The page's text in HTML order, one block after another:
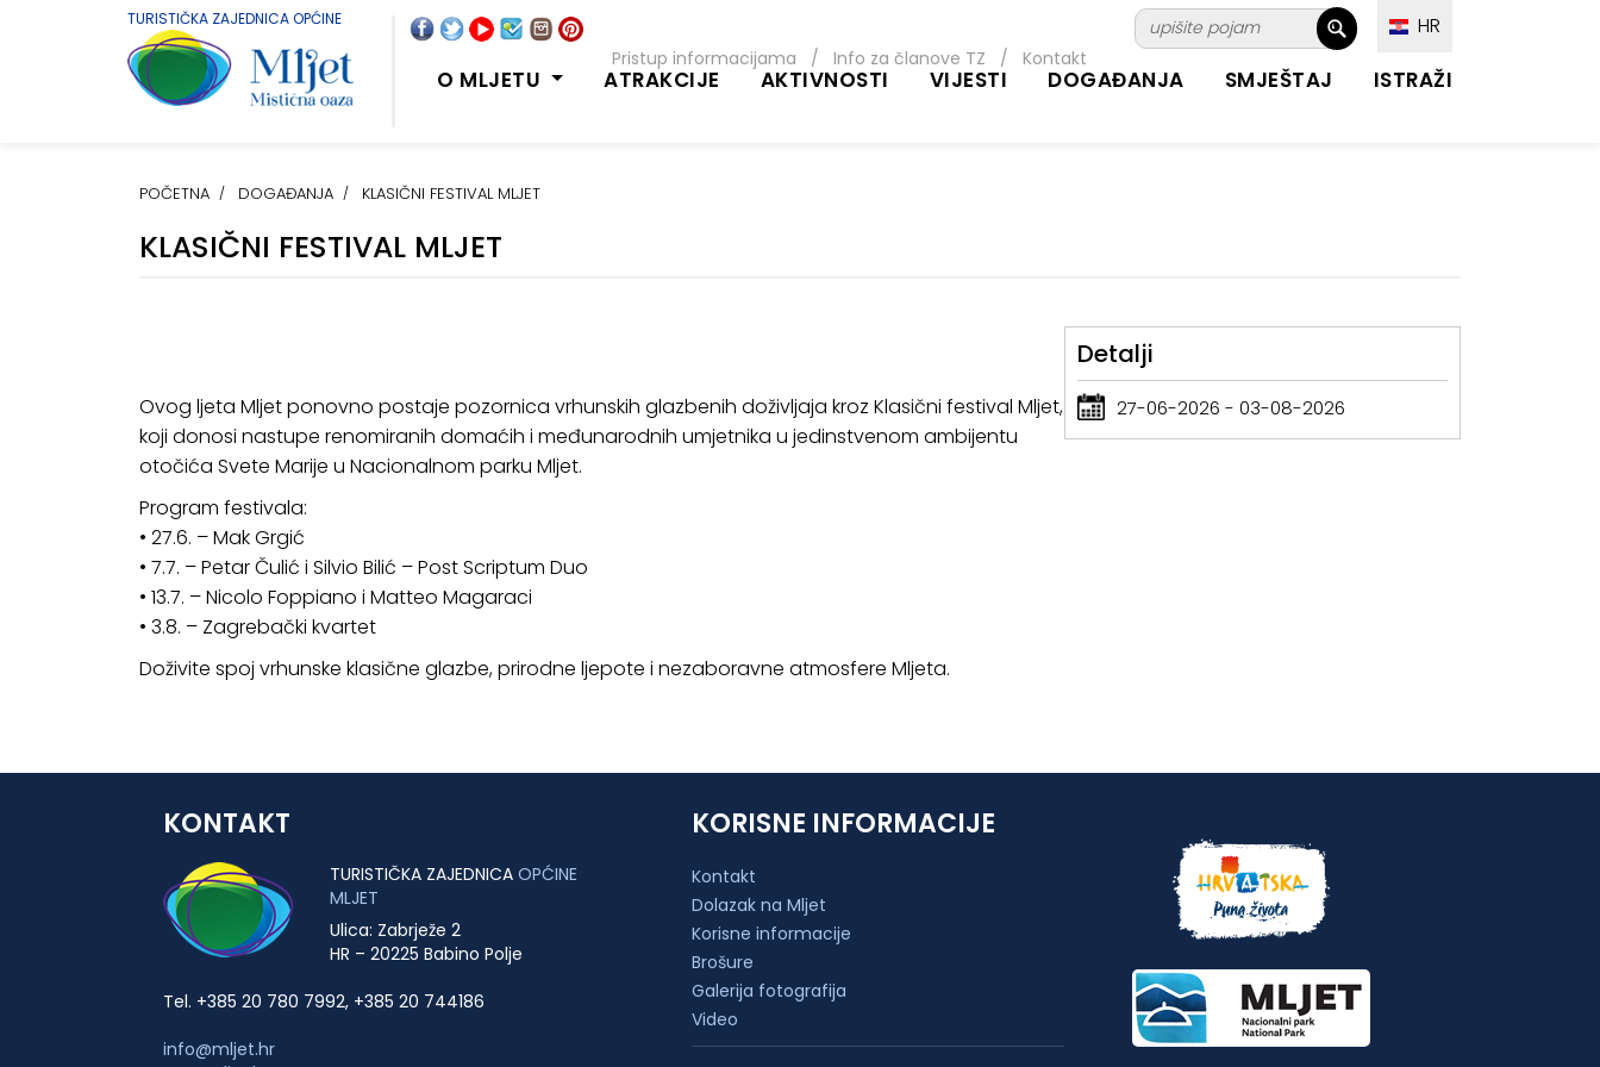
Pristup informacijama / Info za članove TZ / Kontakt
HR
TURISTIČKA ZAJEDNICA OPĆINE
O MLJETU ATRAKCIJE AKTIVNOSTI VIJESTI DOGAĐANJA SMJEŠTAJ ISTRAŽI
POČETNA DOGAĐANJA KLASIČNI FESTIVAL MLJET
KLASIČNI FESTIVAL MLJET
Ovog ljeta Mljet ponovno postaje pozornica vrhunskih glazbenih doživljaja kroz Klasični festival Mljet,
koji donosi nastupe renomiranih domaćih i međunarodnih umjetnika u jedinstvenom ambijentu
otočića Svete Marije u Nacionalnom parku Mljet.
Program festivala:
• 27.6. – Mak Grgić
• 7.7. – Petar Čulić i Silvio Bilić – Post Scriptum Duo
• 13.7. – Nicolo Foppiano i Matteo Magaraci
• 3.8. – Zagrebački kvartet
Doživite spoj vrhunske klasične glazbe, prirodne ljepote i nezaboravne atmosfere Mljeta.
Detalji
27-06-2026 - 03-08-2026
KONTAKT
TURISTIČKA ZAJEDNICA OPĆINE
MLJET
Ulica: Zabrježe 2
HR – 20225 Babino Polje
Tel. +385 20 780 7992, +385 20 744186
info@mljet.hr
KORISNE INFORMACIJE
Kontakt
Dolazak na Mljet
Korisne informacije
Brošure
Galerija fotografija
Video